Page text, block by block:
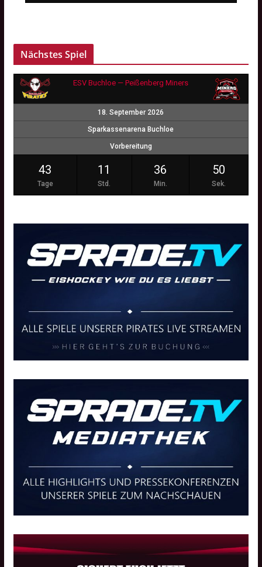
Nächstes Spiel
ESV Buchloe — Peißenberg Miners
18. September 2026
Sparkassenarena Buchloe
Vorbereitung
43
Tage
11
Std.
36
Min.
50
Sek.